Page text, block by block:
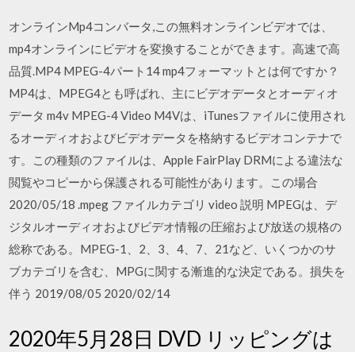
オンラインMp4コンバータ,この無料オンラインビデオでは、
mp4オンラインにビデオを変換することができます。高速で高
品質.MP4 MPEG-4パート14 mp4フォーマットとは何ですか？
MP4は、MPEG4とも呼ばれ、主にビデオデータとオーディオ
データ m4v MPEG-4 Video M4Vは、iTunesファイルに使用され
るオーディオおよびビデオデータを格納するビデオコンテナで
す。この種類のファイルは、Apple FairPlay DRMによる違法な
閲覧やコピーから保護される可能性があります。この場合
2020/05/18 .mpeg ファイルカテゴリ video 説明 MPEGは、デ
ジタルオーディオおよびビデオ情報の圧縮および放送の規格の
総称である。MPEG-1、2、3、4、7、21など、いくつかのサ
ブカテゴリを含む、MPGに関する漸進的な決定である。損失を
伴う 2019/08/05 2020/02/14
2020年5月28日 DVD リッピングは